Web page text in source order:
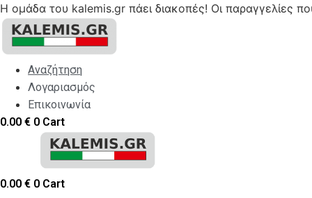
Η ομάδα του kalemis.gr πάει διακοπές! Οι παραγγελίες
Skip
content
Αναζήτηση
Λογαριασμός
Επικοινωνία
0.00 € 0 Cart
0.00 € 0 Cart